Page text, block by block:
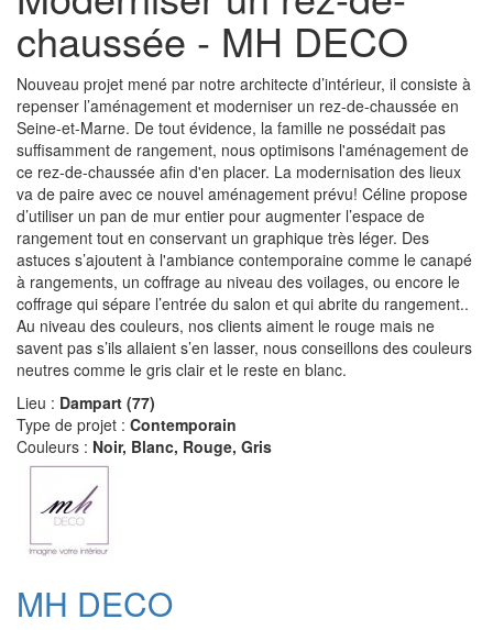
chaussée - MH DECO
Nouveau projet mené par notre architecte d’intérieur, il consiste à
repenser l’aménagement et moderniser un rez-de-chaussée en
Seine-et-Marne. De tout évidence, la famille ne possédait pas
suffisamment de rangement, nous optimisons l'aménagement de
ce rez-de-chaussée afin d'en placer. La modernisation des lieux
va de paire avec ce nouvel aménagement prévu! Céline propose
d’utiliser un pan de mur entier pour augmenter l’espace de
rangement tout en conservant un graphique très léger. Des
astuces s’ajoutent à l'ambiance contemporaine comme le canapé
à rangements, un coffrage au niveau des voilages, ou encore le
coffrage qui sépare l’entrée du salon et qui abrite du rangement..
Au niveau des couleurs, nos clients aiment le rouge mais ne
savent pas s’ils allaient s’en lasser, nous conseillons des couleurs
neutres comme le gris clair et le reste en blanc.
Lieu : Dampart (77)
Type de projet : Contemporain
Couleurs : Noir, Blanc, Rouge, Gris
MH DECO